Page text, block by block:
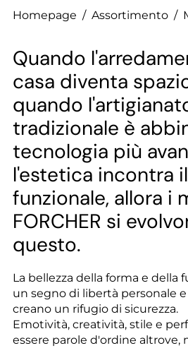
Homepage / Assortimento /
Quando
casa diventa
quando
tradizionale è
tecnologia più
l'estetica incontra
funzionale, allora i
FORCHER si
questo.
La bellezza della forma e della
un segno di libertà personale
creano un rifugio di sicurezza.
Emotività, creatività, stile e
essere parole d'ordine altrove,